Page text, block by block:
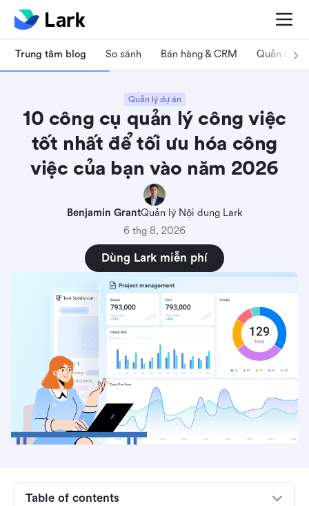
Trung tâm blog So sánh Bán hàng & CRM Quản lý dự
Quản lý dự án
10 công cụ quản lý công việc
tốt nhất để tối ưu hóa công
việc của bạn vào năm 2026
Benjamin GrantQuản lý Nội dung Lark
6 thg 8, 2026
Dùng Lark miễn phí
Table of contents